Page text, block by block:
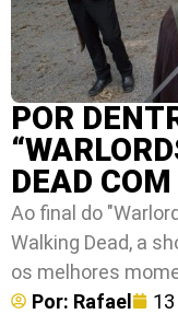
POR
DEAD
Ao final do
Walking Dead, a
os melhores
Por: Rafael